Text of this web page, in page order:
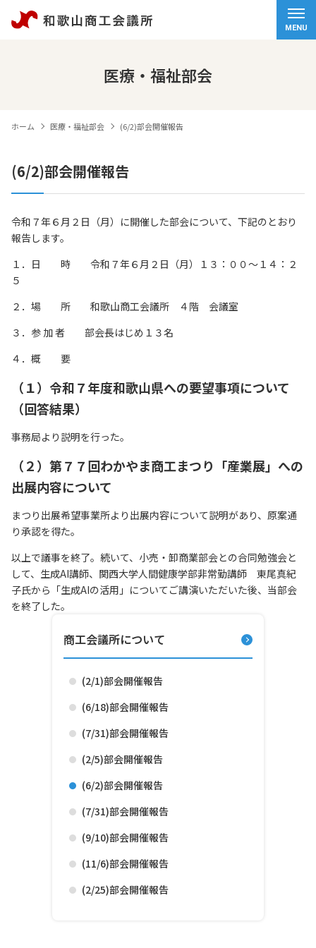
MENU
医療・福祉部会
ホーム 医療・福祉部会 (6/2)部会開催報告
(6/2)部会開催報告
令和７年６月２日（月）に開催した部会について、下記のとおり
報告します。
１．日 時 令和７年６月２日（月）１３：００～１４：２
５
２．場 所 和歌山商工会議所 ４階 会議室
３．参 加 者 部会長はじめ１３名
４．概 要
（１）令和７年度和歌山県への要望事項について
（回答結果）
事務局より説明を行った。
（２）第７７回わかやま商工まつり「産業展」への
出展内容について
まつり出展希望事業所より出展内容について説明があり、原案通
り承認を得た。
以上で議事を終了。続いて、小売・卸商業部会との合同勉強会と
して、生成AI講師、関西大学人間健康学部非常勤講師 東尾真紀
子氏から「生成AIの活用」についてご講演いただいた後、当部会
を終了した。
商工会議所について
(2/1)部会開催報告
(6/18)部会開催報告
(7/31)部会開催報告
(2/5)部会開催報告
(6/2)部会開催報告
(7/31)部会開催報告
(9/10)部会開催報告
(11/6)部会開催報告
(2/25)部会開催報告
ホーム
経営サポート
検定試験
情報セキュリティ基本方針
サイトマップ
073-422-1111
（受付時間：平日9:00～17:30）
お問い合わせ